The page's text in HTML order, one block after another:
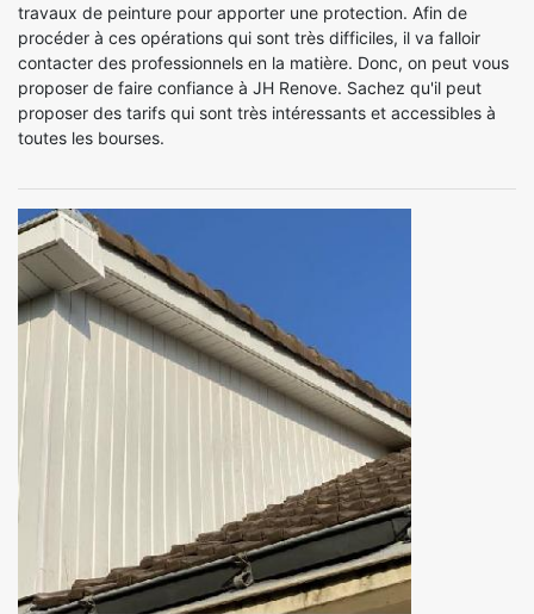
travaux de peinture pour apporter une protection. Afin de
procéder à ces opérations qui sont très difficiles, il va falloir
contacter des professionnels en la matière. Donc, on peut vous
proposer de faire confiance à JH Renove. Sachez qu'il peut
proposer des tarifs qui sont très intéressants et accessibles à
toutes les bourses.